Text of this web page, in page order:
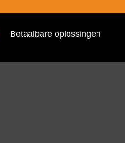
Betaalbare oplossingen